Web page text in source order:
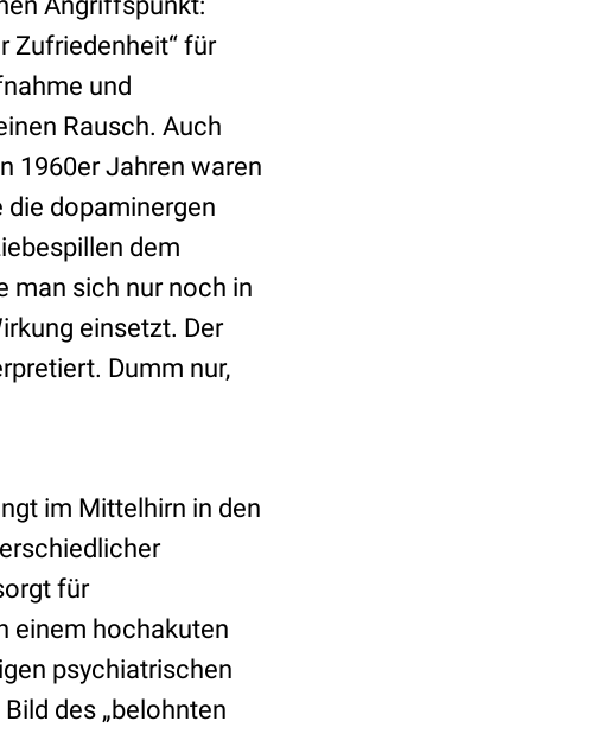
Zufriedenheit“ für
und
Rausch. Auch
1960er Jahren waren
die dopaminergen
dem
man sich nur noch in
einsetzt. Der
Dumm nur,
im Mittelhirn in den
für
einem hochakuten
psychiatrischen
des „belohnten